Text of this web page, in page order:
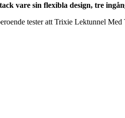
vare sin flexibla design, tre
tester att Trixie Lektunnel